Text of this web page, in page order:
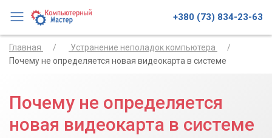
+380 (73) 834-23-63
Главная
Устранение неполадок компьютера
Почему не определяется новая видеокарта в системе
Почему не определяется
новая видеокарта в системе